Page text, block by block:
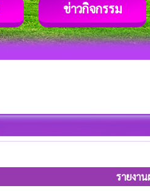
ข่าวกิจกรรม
รายงา